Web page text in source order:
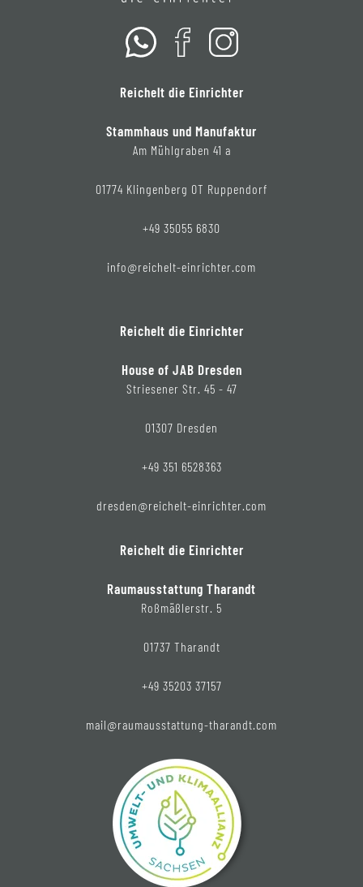
Reichelt die Einrichter
Stammhaus und Manufaktur
Am Mühlgraben 41 a
01774 Klingenberg OT Ruppendorf
+49 35055 6830
info@reichelt-einrichter.com
Reichelt die Einrichter
House of JAB Dresden
Striesener Str. 45 - 47
01307 Dresden
+49 351 6528363
dresden@reichelt-einrichter.com
Reichelt die Einrichter
Raumausstattung Tharandt
Roßmäßlerstr. 5
01737 Tharandt
+49 35203 37157
mail@raumausstattung-tharandt.com